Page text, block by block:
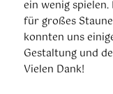
ein wenig
für großes
konnten uns
Gestaltung und
Vielen Dank!